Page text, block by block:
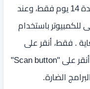
مجانى تماماً وتجربة كل الخصائص لمدة 14 يوم فقط، وعند
باستخدام
. فقط، أنقر على
ايقونة البرنامج من شريط المهام، ثم أنقر على "Scan button"
الضارة.